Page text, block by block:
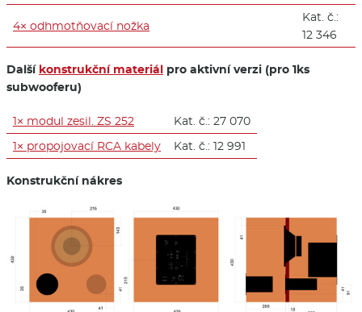
4× odhmotňovací nožka
Kat. č.:
12 346
Další konstrukční materiál pro aktivní verzi (pro 1ks
subwooferu)
1× modul zesil. ZS 252
Kat. č.: 27 070
1× propojovací RCA kabely
Kat. č.: 12 991
Konstrukční nákres